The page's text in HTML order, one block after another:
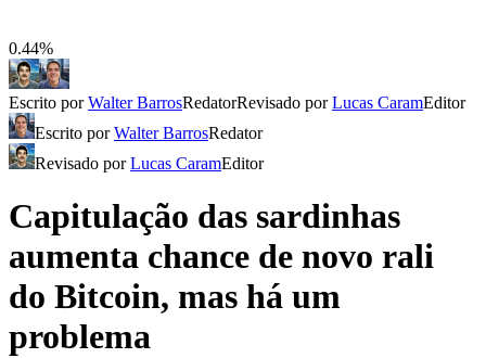
0.44%
Escrito porWalter BarrosRedatorRevisado porLucas CaramEditor
Escrito porWalter BarrosRedator
Revisado porLucas CaramEditor
Capitulação das sardinhas
aumenta chance de novo rali
do Bitcoin, mas há um
problema